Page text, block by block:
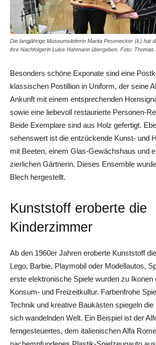
Die langjährige Museumsleiterin Marita Pesenecker (li.) hat
ihre Nachfolgerin Luise Hahmann übergeben. Foto: Thomas
Besonders schöne Exponate sind eine
klassischen Postillion in Uniform, der seine
Ankunft mit einem entsprechenden
sowie eine liebevoll restaurierte Personen-
Beide Exemplare sind aus Holz gefertigt.
sehenswert ist die entzückende Kunst- und
mit Beeten, einem Glas-Gewächshaus und
zierlichen Gärtnerin. Dieses Ensemble
Blech hergestellt.
Kunststoff eroberte die
Kinderzimmer
Ab den 1960er Jahren eroberte Kunststoff
Lego, Barbie, Playmobil oder Modellautos,
erste elektronische Spiele wurden zu Ikonen
Konsum- und Freizeitkultur. Farbenfrohe
Technik und kreative Baukästen spiegeln
sich wandelnden Welt. Ein Beispiel ist der
ferngesteuertes, dem italienischen Alfa